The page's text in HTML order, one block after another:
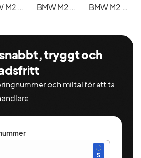
BMW M2 Competition i Trollhättan BMW M2 Competition i Alingsås BMW M2 Competition i Båstad
snabbt, tryggt och
och miltal för att ta